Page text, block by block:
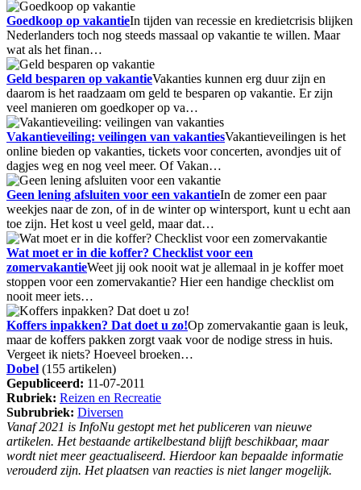
Goedkoop op vakantieIn tijden van recessie en kredietcrisis blijken
Nederlanders toch nog steeds massaal op vakantie te willen. Maar
wat als het finan…
Geld besparen op vakantieVakanties kunnen erg duur zijn en
daarom is het raadzaam om geld te besparen op vakantie. Er zijn
veel manieren om goedkoper op va…
Vakantieveiling: veilingen van vakantiesVakantieveilingen is het
online bieden op vakanties, tickets voor concerten, avondjes uit of
dagjes weg en nog veel meer. Of Vakan…
Geen lening afsluiten voor een vakantieIn de zomer een paar
weekjes naar de zon, of in de winter op wintersport, kunt u echt aan
toe zijn. Het kost u veel geld, maar dat…
Wat moet er in die koffer? Checklist voor een
zomervakantieWeet jij ook nooit wat je allemaal in je koffer moet
stoppen voor een zomervakantie? Hier een handige checklist om
nooit meer iets…
Koffers inpakken? Dat doet u zo!Op zomervakantie gaan is leuk,
maar de koffers pakken zorgt vaak voor de nodige stress in huis.
Vergeet ik niets? Hoeveel broeken…
Dobel (155 artikelen)
Gepubliceerd: 11-07-2011
Rubriek: Reizen en Recreatie
Subrubriek: Diversen
Vanaf 2021 is InfoNu gestopt met het publiceren van nieuwe
artikelen. Het bestaande artikelbestand blijft beschikbaar, maar
wordt niet meer geactualiseerd. Hierdoor kan bepaalde informatie
verouderd zijn. Het plaatsen van reacties is niet langer mogelijk.